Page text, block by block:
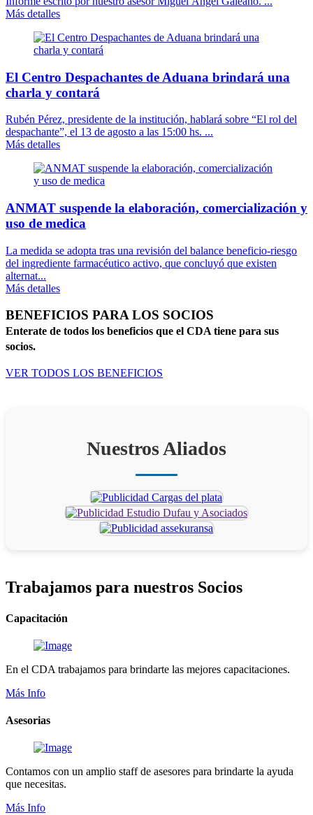
Más detalles
El Centro Despachantes de Aduana brindará una
charla y contará
Rubén Pérez, presidente de la institución, hablará sobre “El rol del
despachante”, el 13 de agosto a las 15:00 hs. ...
Más detalles
ANMAT suspende la elaboración, comercialización y
uso de medica
La medida se adopta tras una revisión del balance beneficio-riesgo
del ingrediente farmacéutico activo, que concluyó que existen
alternat...
Más detalles
BENEFICIOS PARA LOS SOCIOS
Enterate de todos los beneficios que el CDA tiene para sus
socios.
VER TODOS LOS BENEFICIOS
Nuestros Aliados
Trabajamos para nuestros Socios
Capacitación
En el CDA trabajamos para brindarte las mejores capacitaciones.
Más Info
Asesorias
Contamos con un amplio staff de asesores para brindarte la ayuda
que necesitas.
Más Info